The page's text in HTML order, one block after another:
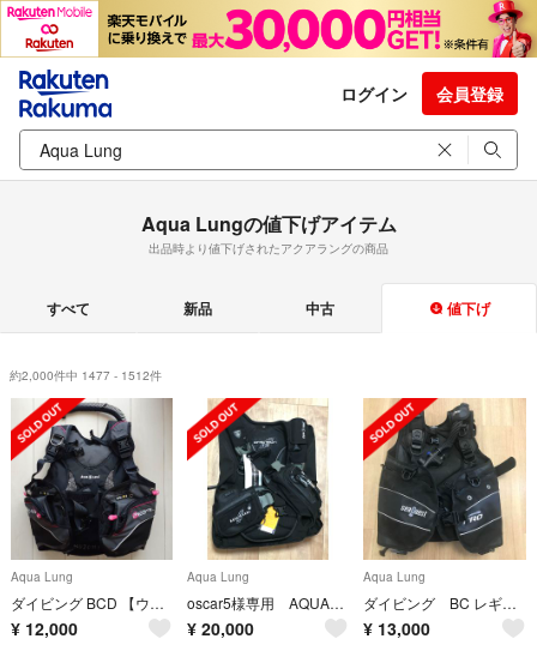
ログイン 会員登録
Aqua Lungの値下げアイテム
出品時より値下げされたアクアラングの商品
すべて 新品 中古 値下げ
約2,000件中 1477 - 1512件
Aqua Lung
ダイビング BCD 【ウエイトポケットなし】
¥ 12,000
Aqua Lung
oscar5様専用 AQUALUNG アクアラング ディメンションｉ３
¥ 20,000
Aqua Lung
ダイビング BC レギュレター クエスト ダイビングベル 他
¥ 13,000